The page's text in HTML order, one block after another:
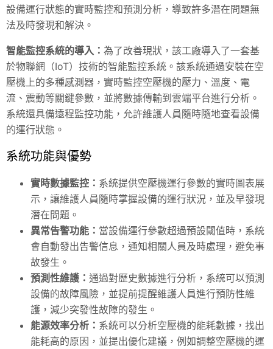
設備運行狀態的實時監控和預測分析，導致許多潛在問題無
法及時發現和解決。
智能監控系統的導入： 為了改善現狀，該工廠導入了一套基
於物聯網（IoT）技術的智能監控系統。該系統通過安裝在空
壓機上的多種感測器，實時監控空壓機的壓力、溫度、電
流、震動等關鍵參數，並將數據傳輸到雲端平台進行分析。
系統還具備遠程監控功能，允許維護人員隨時隨地查看設備
的運行狀態。
系統功能與優勢
實時數據監控： 系統提供空壓機運行參數的實時圖表展
示，讓維護人員隨時掌握設備的運行狀況，並及早發現
潛在問題。
異常告警功能： 當設備運行參數超過預設閾值時，系統
會自動發出告警信息，通知相關人員及時處理，避免事
故發生。
預測性維護： 通過對歷史數據進行分析，系統可以預測
設備的故障風險，並提前提醒維護人員進行預防性維
護，減少突發性故障的發生。
能源效率分析： 系統可以分析空壓機的能耗數據，找出
能耗高的原因，並提出優化建議，例如調整空壓機的運